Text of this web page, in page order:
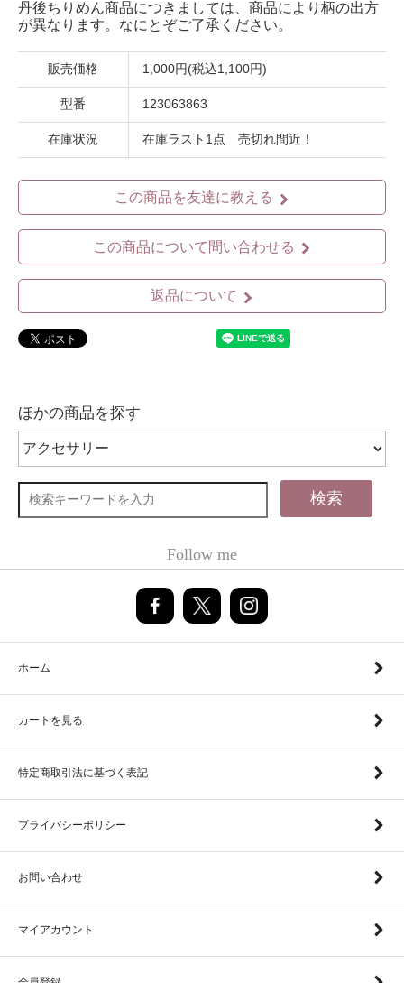
丹後ちりめん商品につきましては、商品により柄の出方
が異なります。なにとぞご了承ください。
販売価格 1,000円(税込1,100円)
型番 123063863
在庫状況 在庫ラスト1点 売切れ間近！
この商品を友達に教える
この商品について問い合わせる
返品について
ほかの商品を探す
検索
Follow me
ホーム
カートを見る
特定商取引法に基づく表記
プライバシーポリシー
お問い合わせ
マイアカウント